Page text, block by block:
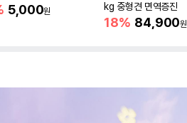
5,000원
kg 중형견 면역증진
18% 84,900원